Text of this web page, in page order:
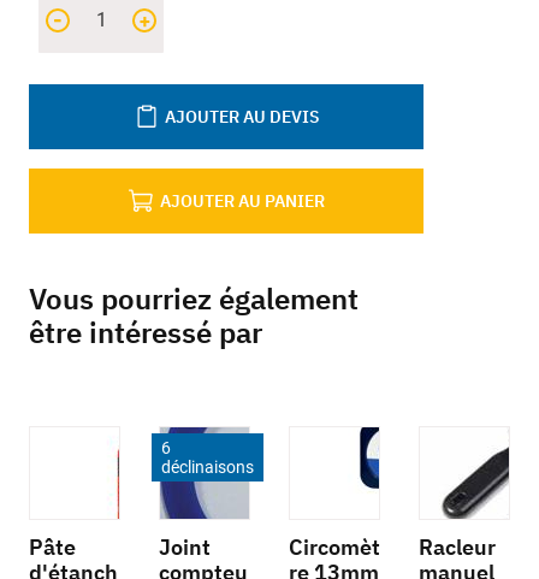
+
-
AJOUTER AU PANIER
AJOUTER AU DEVIS
Vous pourriez également
être intéressé par
Pâte
d'étanch
6
déclinaisons
Joint
compteu
Circomèt
re 13mm
Racleur
manuel